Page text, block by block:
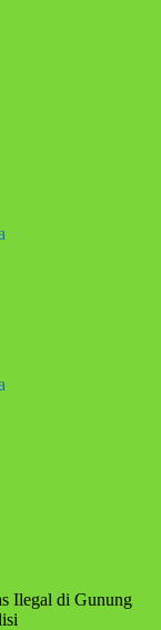
Ilegal di Gunung